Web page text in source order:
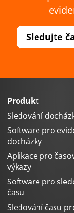
Sledujte
Produkt
Sledování
Software pro
docházky
Aplikace pro
výkazy
Software pro
času
Sledování času